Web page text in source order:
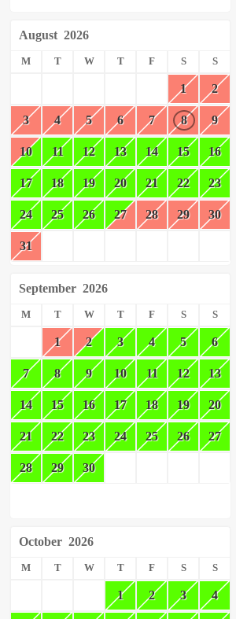
August 2026
M T W T F S S
1 2
3 4 5 6 7 8 9
10 11 12 13 14 15 16
17 18 19 20 21 22 23
24 25 26 27 28 29 30
31
September 2026
M T W T F S S
1 2 3 4 5 6
7 8 9 10 11 12 13
14 15 16 17 18 19 20
21 22 23 24 25 26 27
28 29 30
October 2026
M T W T F S S
1 2 3 4